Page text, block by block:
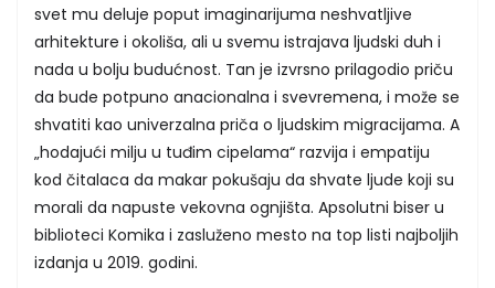
svet mu deluje poput imaginarijuma neshvatljive
arhitekture i okoliša, ali u svemu istrajava ljudski duh i
nada u bolju budućnost. Tan je izvrsno prilagodio priču
da bude potpuno anacionalna i svevremena, i može se
shvatiti kao univerzalna priča o ljudskim migracijama. A
„hodajući milju u tuđim cipelama“ razvija i empatiju
kod čitalaca da makar pokušaju da shvate ljude koji su
morali da napuste vekovna ognjišta. Apsolutni biser u
biblioteci Komika i zasluženo mesto na top listi najboljih
izdanja u 2019. godini.